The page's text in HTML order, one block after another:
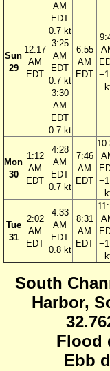
Sun
29
12:17
AM
EDT
AM
EDT
0.7 kt
3:25
AM
EDT
0.7 kt
3:30
AM
EDT
0.7 kt
6:55
AM
EDT
Mon
30
1:12
AM
EDT
4:28
AM
EDT
0.7 kt
7:46
AM
EDT
Tue
31
2:02
AM
EDT
4:33
AM
EDT
0.8 kt
8:31
AM
EDT
South
Harbor,
Flood
Ebb